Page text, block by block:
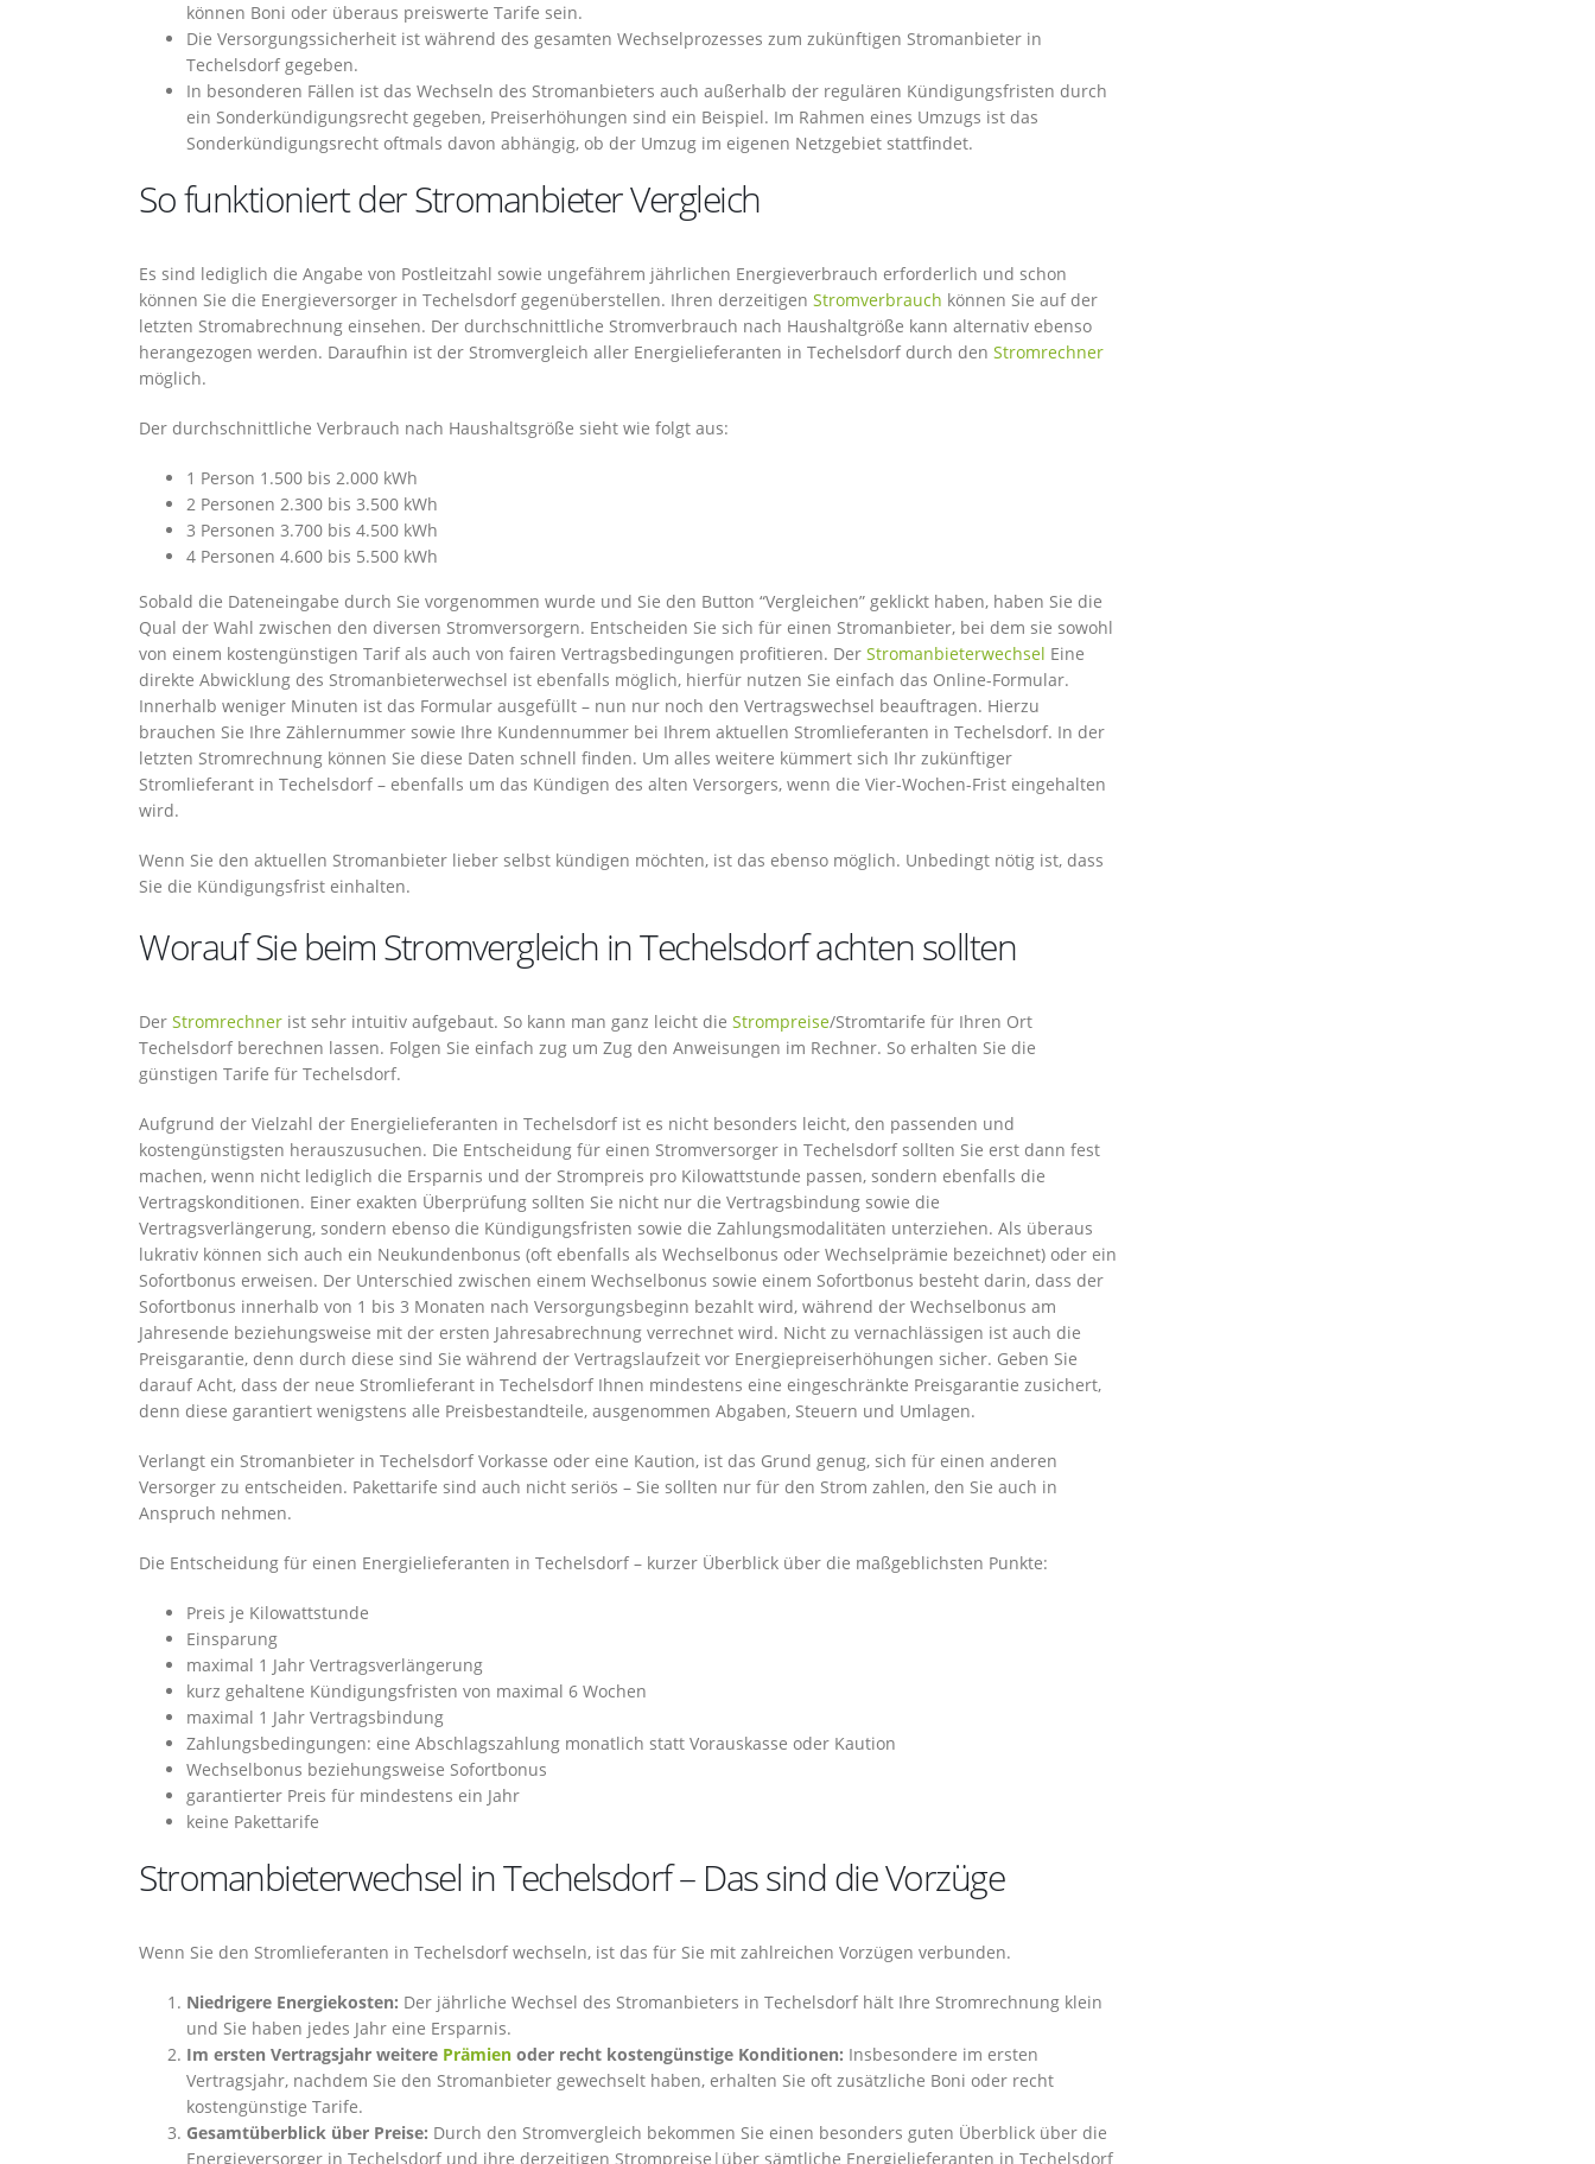
können Boni oder überaus preiswerte Tarife sein.
Die Versorgungssicherheit ist während des gesamten Wechselprozesses zum zukünftigen Stromanbieter in
Techelsdorf gegeben.
In besonderen Fällen ist das Wechseln des Stromanbieters auch außerhalb der regulären Kündigungsfristen durch
ein Sonderkündigungsrecht gegeben, Preiserhöhungen sind ein Beispiel. Im Rahmen eines Umzugs ist das
Sonderkündigungsrecht oftmals davon abhängig, ob der Umzug im eigenen Netzgebiet stattfindet.
So funktioniert der Stromanbieter Vergleich
Es sind lediglich die Angabe von Postleitzahl sowie ungefährem jährlichen Energieverbrauch erforderlich und schon
können Sie die Energieversorger in Techelsdorf gegenüberstellen. Ihren derzeitigen Stromverbrauch können Sie auf der
letzten Stromabrechnung einsehen. Der durchschnittliche Stromverbrauch nach Haushaltgröße kann alternativ ebenso
herangezogen werden. Daraufhin ist der Stromvergleich aller Energielieferanten in Techelsdorf durch den Stromrechner
möglich.
Der durchschnittliche Verbrauch nach Haushaltsgröße sieht wie folgt aus:
1 Person 1.500 bis 2.000 kWh
2 Personen 2.300 bis 3.500 kWh
3 Personen 3.700 bis 4.500 kWh
4 Personen 4.600 bis 5.500 kWh
Sobald die Dateneingabe durch Sie vorgenommen wurde und Sie den Button “Vergleichen” geklickt haben, haben Sie die
Qual der Wahl zwischen den diversen Stromversorgern. Entscheiden Sie sich für einen Stromanbieter, bei dem sie sowohl
von einem kostengünstigen Tarif als auch von fairen Vertragsbedingungen profitieren. Der Stromanbieterwechsel Eine
direkte Abwicklung des Stromanbieterwechsel ist ebenfalls möglich, hierfür nutzen Sie einfach das Online-Formular.
Innerhalb weniger Minuten ist das Formular ausgefüllt – nun nur noch den Vertragswechsel beauftragen. Hierzu
brauchen Sie Ihre Zählernummer sowie Ihre Kundennummer bei Ihrem aktuellen Stromlieferanten in Techelsdorf. In der
letzten Stromrechnung können Sie diese Daten schnell finden. Um alles weitere kümmert sich Ihr zukünftiger
Stromlieferant in Techelsdorf – ebenfalls um das Kündigen des alten Versorgers, wenn die Vier-Wochen-Frist eingehalten
wird.
Wenn Sie den aktuellen Stromanbieter lieber selbst kündigen möchten, ist das ebenso möglich. Unbedingt nötig ist, dass
Sie die Kündigungsfrist einhalten.
Worauf Sie beim Stromvergleich in Techelsdorf achten sollten
Der Stromrechner ist sehr intuitiv aufgebaut. So kann man ganz leicht die Strompreise/Stromtarife für Ihren Ort
Techelsdorf berechnen lassen. Folgen Sie einfach zug um Zug den Anweisungen im Rechner. So erhalten Sie die
günstigen Tarife für Techelsdorf.
Aufgrund der Vielzahl der Energielieferanten in Techelsdorf ist es nicht besonders leicht, den passenden und
kostengünstigsten herauszusuchen. Die Entscheidung für einen Stromversorger in Techelsdorf sollten Sie erst dann fest
machen, wenn nicht lediglich die Ersparnis und der Strompreis pro Kilowattstunde passen, sondern ebenfalls die
Vertragskonditionen. Einer exakten Überprüfung sollten Sie nicht nur die Vertragsbindung sowie die
Vertragsverlängerung, sondern ebenso die Kündigungsfristen sowie die Zahlungsmodalitäten unterziehen. Als überaus
lukrativ können sich auch ein Neukundenbonus (oft ebenfalls als Wechselbonus oder Wechselprämie bezeichnet) oder ein
Sofortbonus erweisen. Der Unterschied zwischen einem Wechselbonus sowie einem Sofortbonus besteht darin, dass der
Sofortbonus innerhalb von 1 bis 3 Monaten nach Versorgungsbeginn bezahlt wird, während der Wechselbonus am
Jahresende beziehungsweise mit der ersten Jahresabrechnung verrechnet wird. Nicht zu vernachlässigen ist auch die
Preisgarantie, denn durch diese sind Sie während der Vertragslaufzeit vor Energiepreiserhöhungen sicher. Geben Sie
darauf Acht, dass der neue Stromlieferant in Techelsdorf Ihnen mindestens eine eingeschränkte Preisgarantie zusichert,
denn diese garantiert wenigstens alle Preisbestandteile, ausgenommen Abgaben, Steuern und Umlagen.
Verlangt ein Stromanbieter in Techelsdorf Vorkasse oder eine Kaution, ist das Grund genug, sich für einen anderen
Versorger zu entscheiden. Pakettarife sind auch nicht seriös – Sie sollten nur für den Strom zahlen, den Sie auch in
Anspruch nehmen.
Die Entscheidung für einen Energielieferanten in Techelsdorf – kurzer Überblick über die maßgeblichsten Punkte:
Preis je Kilowattstunde
Einsparung
maximal 1 Jahr Vertragsverlängerung
kurz gehaltene Kündigungsfristen von maximal 6 Wochen
maximal 1 Jahr Vertragsbindung
Zahlungsbedingungen: eine Abschlagszahlung monatlich statt Vorauskasse oder Kaution
Wechselbonus beziehungsweise Sofortbonus
garantierter Preis für mindestens ein Jahr
keine Pakettarife
Stromanbieterwechsel in Techelsdorf – Das sind die Vorzüge
Wenn Sie den Stromlieferanten in Techelsdorf wechseln, ist das für Sie mit zahlreichen Vorzügen verbunden.
Niedrigere Energiekosten: Der jährliche Wechsel des Stromanbieters in Techelsdorf hält Ihre Stromrechnung klein
und Sie haben jedes Jahr eine Ersparnis.
Im ersten Vertragsjahr weitere Prämien oder recht kostengünstige Konditionen: Insbesondere im ersten
Vertragsjahr, nachdem Sie den Stromanbieter gewechselt haben, erhalten Sie oft zusätzliche Boni oder recht
kostengünstige Tarife.
Gesamtüberblick über Preise: Durch den Stromvergleich bekommen Sie einen besonders guten Überblick über die
Energieversorger in Techelsdorf und ihre derzeitigen Strompreise|über sämtliche Energielieferanten in Techelsdorf